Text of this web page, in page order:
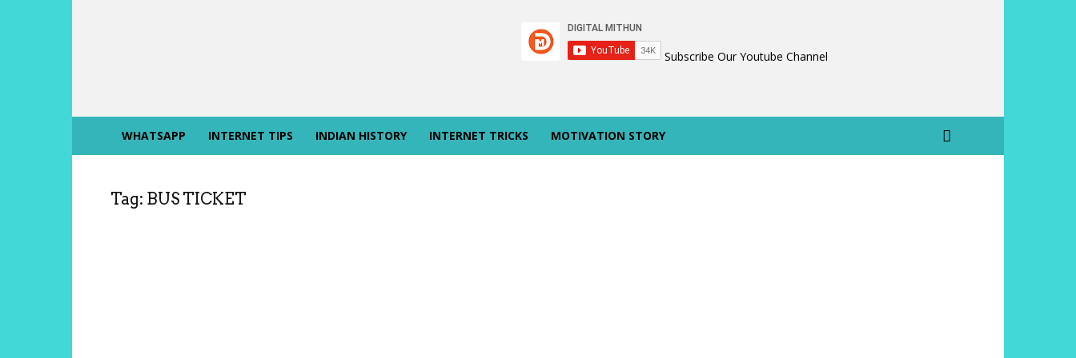
Subscribe Our Youtube Channel
WHATSAPP INTERNET TIPS INDIAN HISTORY INTERNET TRICKS MOTIVATION STORY
Tag: BUS TICKET